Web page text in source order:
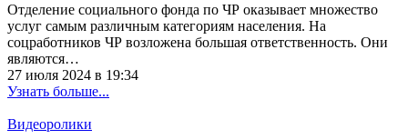
Отделение социального фонда по ЧР оказывает множество
услуг самым различным категориям населения. На
соцработников ЧР возложена большая ответственность. Они
являются…
27 июля 2024 в 19:34
Узнать больше...
Видеоролики